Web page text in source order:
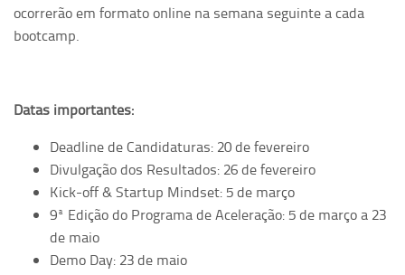
ocorrerão em formato online na semana seguinte a cada
bootcamp.
Datas importantes:
Deadline de Candidaturas: 20 de fevereiro
Divulgação dos Resultados: 26 de fevereiro
Kick-off & Startup Mindset: 5 de março
9ª Edição do Programa de Aceleração: 5 de março a 23
de maio
Demo Day: 23 de maio